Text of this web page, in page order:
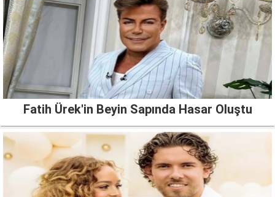
Fatih Ürek'in Beyin Sapında Hasar Oluştu